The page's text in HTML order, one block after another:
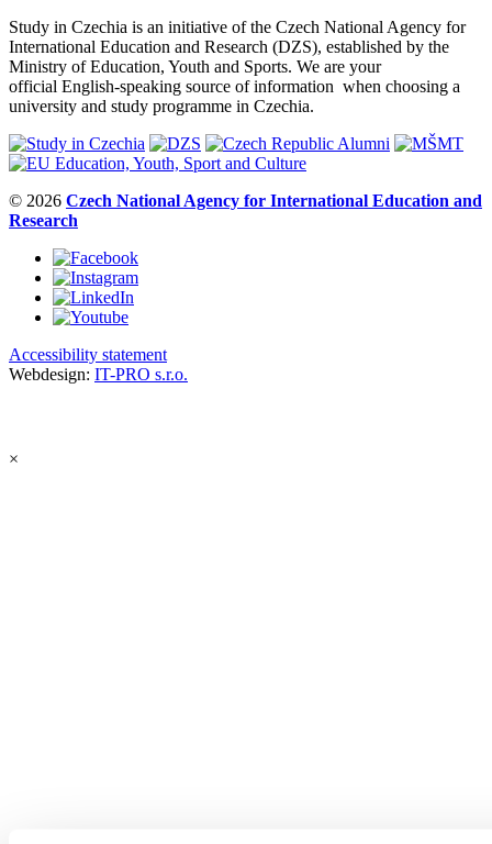
Study in Czechia is an initiative of the Czech National Agency for
International Education and Research (DZS), established by the
Ministry of Education, Youth and Sports. We are your
official English-speaking source of information when choosing a
university and study programme in Czechia.
© 2026 Czech National Agency for International Education and
Research
Accessibility statement
Webdesign: IT-PRO s.r.o.
×